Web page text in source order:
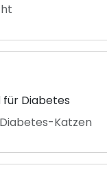
Diabetes
Katzen